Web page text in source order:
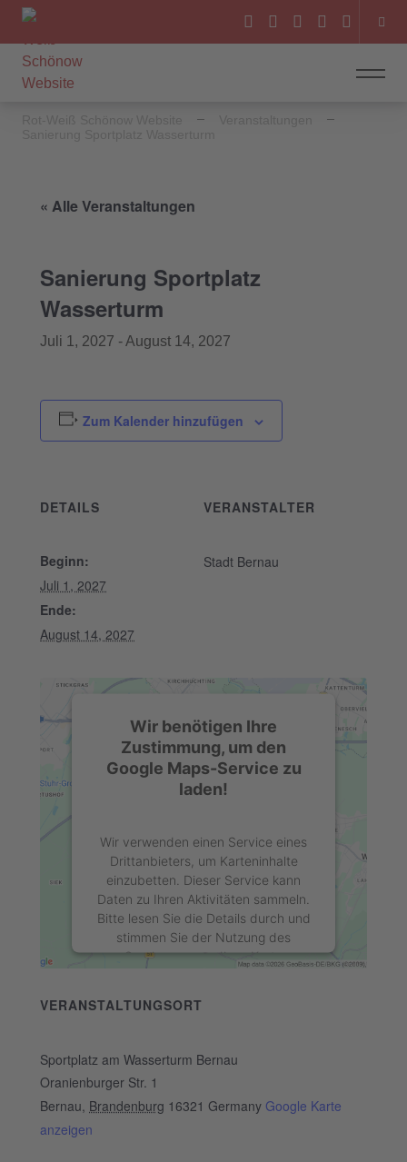
« Alle Veranstaltungen
Sanierung Sportplatz
Wasserturm
Juli 1, 2027 -August 14, 2027
Zum Kalender hinzufügen
DETAILS
Beginn:
Juli 1, 2027
Ende:
August 14, 2027
VERANSTALTER
Stadt Bernau
VERANSTALTUNGSORT
Sportplatz am Wasserturm Bernau
Oranienburger Str. 1
Bernau, Brandenburg 16321 Germany Google Karte
anzeigen
Wir benötigen Ihre
Zustimmung, um den
Google Maps-Service zu
laden!
Wir verwenden einen Service eines
Drittanbieters, um Karteninhalte
einzubetten. Dieser Service kann
Daten zu Ihren Aktivitäten sammeln.
Bitte lesen Sie die Details durch und
stimmen Sie der Nutzung des
Service zu, um diese Karte
powered byUsercentrics Consent